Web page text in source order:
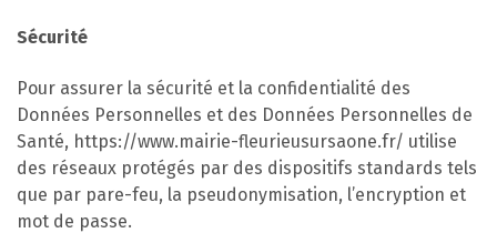
Sécurité
Pour assurer la sécurité et la confidentialité des
Données Personnelles et des Données Personnelles de
Santé, https://www.mairie-fleurieusursaone.fr/ utilise
des réseaux protégés par des dispositifs standards tels
que par pare-feu, la pseudonymisation, l’encryption et
mot de passe.